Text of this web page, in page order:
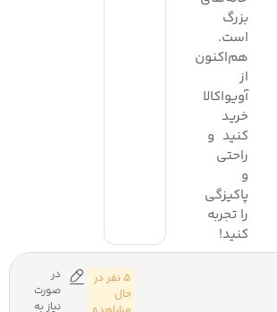
بزرگ
است.
هم‌اکنون
از
آویواکالا
خرید
کنید و
راحتی
و
پاکیزگی
را تجربه
کنید!
5 نفر در
حال
در
صورت
نیاز به